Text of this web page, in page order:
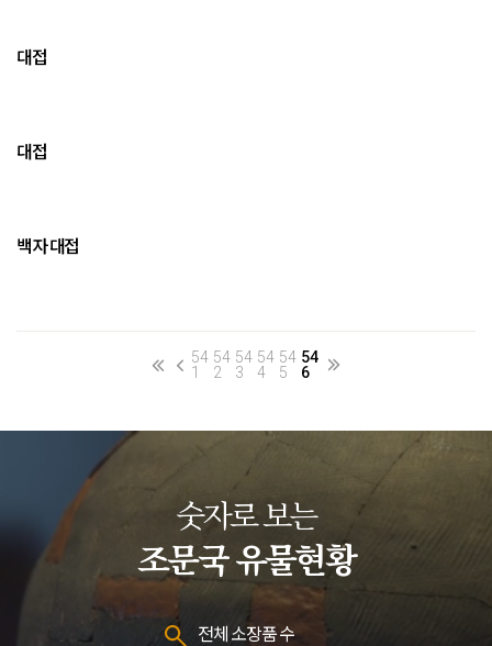
대접
대접
백자 대접
54
1
54
2
54
3
54
4
54
5
54
6
숫자로 보는
조문국 유물현황
전체 소장품 수